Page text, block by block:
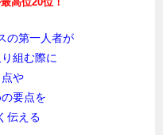
の第一人者が
組む際に
や
要点を
伝える